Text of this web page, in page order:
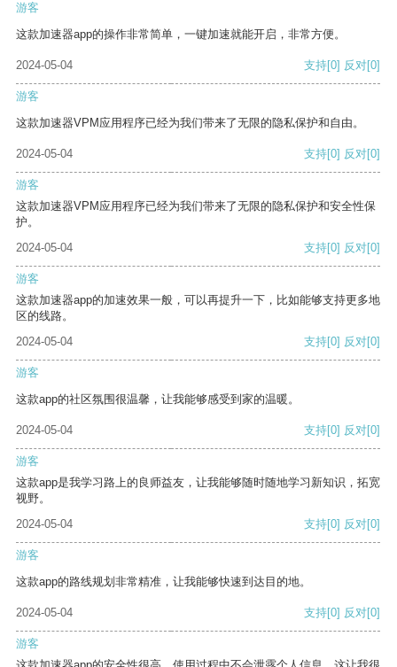
游客
这款加速器app的操作非常简单，一键加速就能开启，非常方便。
2024-05-04 支持[0] 反对[0]
游客
这款加速器VPM应用程序已经为我们带来了无限的隐私保护和自由。
2024-05-04 支持[0] 反对[0]
游客
这款加速器VPM应用程序已经为我们带来了无限的隐私保护和安全性保
护。
2024-05-04
支持[0] 反对[0]
游客
这款加速器app的加速效果一般，可以再提升一下，比如能够支持更多地
区的线路。
2024-05-04
支持[0] 反对[0]
游客
这款app的社区氛围很温馨，让我能够感受到家的温暖。
2024-05-04 支持[0] 反对[0]
游客
这款app是我学习路上的良师益友，让我能够随时随地学习新知识，拓宽
视野。
2024-05-04
支持[0] 反对[0]
游客
这款app的路线规划非常精准，让我能够快速到达目的地。
2024-05-04 支持[0] 反对[0]
游客